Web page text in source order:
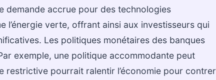
demande accrue pour des technologies
l’énergie verte, offrant ainsi aux investisseurs qui
Les politiques monétaires des banques
exemple, une politique accommodante peut
restrictive pourrait ralentir l’économie pour contrer